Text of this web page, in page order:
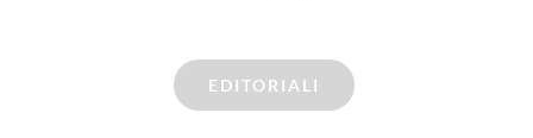
EDITORIALI